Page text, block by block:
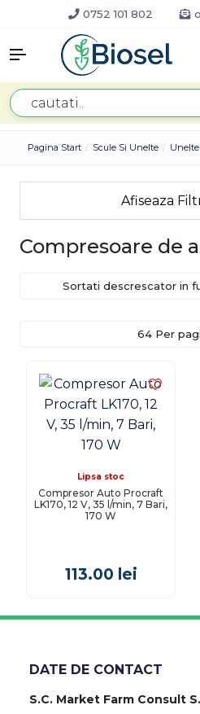
0752 101 802
Pagina Start Scule Si Unelte
Afiseaza
Compresoare de
Sortati descrescator in
64 Per
Lipsa stoc
Compresor Auto Procraft
LK170, 12 V, 35 l/min, 7 Bari,
170 W
113.00 lei
DATE DE CONTACT
S.C. Market Farm Consult